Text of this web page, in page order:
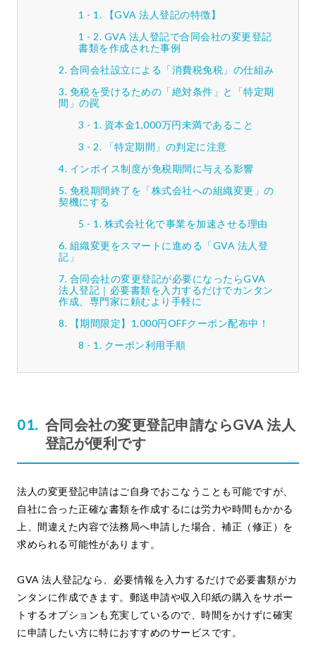
【GVA 法人登記の特徴】
GVA 法人登記で合同会社の変更登記
書類を作成された事例
合同会社設立による「消費税免税」の仕組み
免税を受けるための「絶対条件」と「特定期
間」の罠
資本金1,000万円未満であること
「特定期間」の判定に注意
インボイス制度が免税期間に与える影響
免税期間終了を「株式会社への組織変更」の
契機にする
株式会社化で事業を加速させる理由
組織変更をスマートに進める「GVA 法人登
記」
合同会社の変更登記が必要になったらGVA
法人登記｜必要書類を入力するだけでカンタン
作成、専門家に頼むより手軽に
【期間限定】1,000円OFFクーポン配布中！
クーポン利用手順
合同会社の変更登記申請ならGVA 法人
登記が便利です
法人の変更登記申請はご自身でおこなうことも可能ですが、
自社に合った正確な書類を作成するには労力や時間もかかる
上、間違えた内容で法務局へ申請した場合、補正（修正）を
求められる可能性があります。
GVA 法人登記なら、必要情報を入力するだけで必要書類がカ
ンタンに作成できます。郵送申請や収入印紙の購入をサポー
トするオプションも充実しているので、時間をかけずに確実
に申請したい方に特におすすめのサービスです。